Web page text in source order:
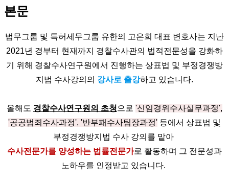
본문
법무그룹 및 특허세무그룹 유한의 고은희 대표 변호사는 지난
2021년 경부터 현재까지 경찰수사관의 법적전문성을 강화하
기 위해 경찰수사연구원에서 진행하는 상표법 및 부정경쟁방
지법 수사강의의 강사로 출강하고 있습니다.
올해도 경찰수사연구원의 초청으로 '신임경위수사실무과정',
'공공범죄수사과정', '반부패수사팀장과정' 등에서 상표법 및
부정경쟁방지법 수사 강의를 맡아
수사전문가를 양성하는 법률전문가로 활동하며 그 전문성과
노하우를 인정받고 있습니다.